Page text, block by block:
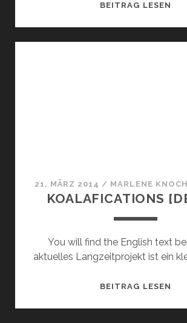
BEITRAG LESEN
21. MÄRZ 2014 / MARLENE
KOALAFICATIONS
You will find the English text
aktuelles Langzeitprojekt ist ein
BEITRAG LESEN